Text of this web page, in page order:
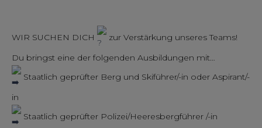
WIR SUCHEN DICH
zur Verstärkung unseres Teams!
Du bringst eine der folgenden Ausbildungen mit…
Staatlich geprüfter Berg und Skiführer/-in oder Aspirant/-
in
Staatlich geprüfter Polizei/Heeresbergführer /-in